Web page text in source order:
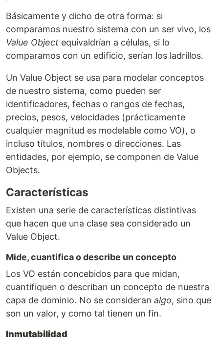
Básicamente y dicho de otra forma: si
comparamos nuestro sistema con un ser vivo, los
Value Object equivaldrían a células, si lo
comparamos con un edificio, serían los ladrillos.
Un Value Object se usa para modelar conceptos
de nuestro sistema, como pueden ser
identificadores, fechas o rangos de fechas,
precios, pesos, velocidades (prácticamente
cualquier magnitud es modelable como VO), o
incluso títulos, nombres o direcciones. Las
entidades, por ejemplo, se componen de Value
Objects.
Características
Existen una serie de características distintivas
que hacen que una clase sea considerado un
Value Object.
Mide, cuantifica o describe un concepto
Los VO están concebidos para que midan,
cuantifiquen o describan un concepto de nuestra
capa de dominio. No se consideran algo, sino que
son un valor, y como tal tienen un fin.
Inmutabilidad